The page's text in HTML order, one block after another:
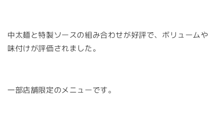
中太麺と特製ソースの組み合わせが好評で、ボリュームや
味付けが評価されました。
一部店舗限定のメニューです。